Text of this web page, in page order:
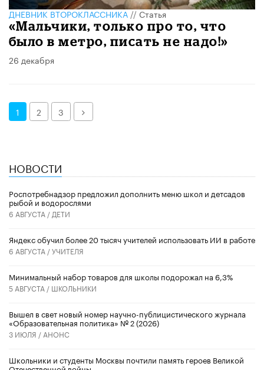
ДНЕВНИК ВТОРОКЛАССНИКА//Статья
«Мальчики, только про то, что
было в метро, писать не надо!»
26 декабря
1 2 3 Далее
НОВОСТИ
Роспотребнадзор предложил дополнить меню школ и детсадов
рыбой и водорослями
6 АВГУСТА / ДЕТИ
​Яндекс обучил более 20 тысяч учителей использовать ИИ в работе
6 АВГУСТА /УЧИТЕЛЯ
Минимальный набор товаров для школы подорожал на 6,3%
5 АВГУСТА / ШКОЛЬНИКИ
Вышел в свет новый номер научно-публицистического журнала
«Образовательная политика» № 2 (2026)
3 ИЮЛЯ / АНОНС
Школьники и студенты Москвы почтили память героев Великой